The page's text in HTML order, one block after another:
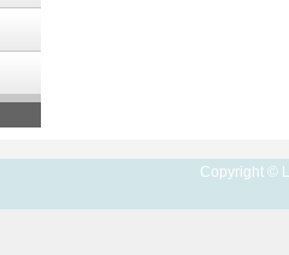
Copyright ©